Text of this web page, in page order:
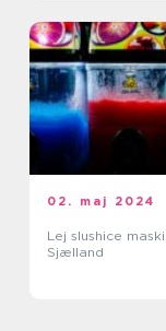
02. maj 2024
Lej slushice
Sjælland